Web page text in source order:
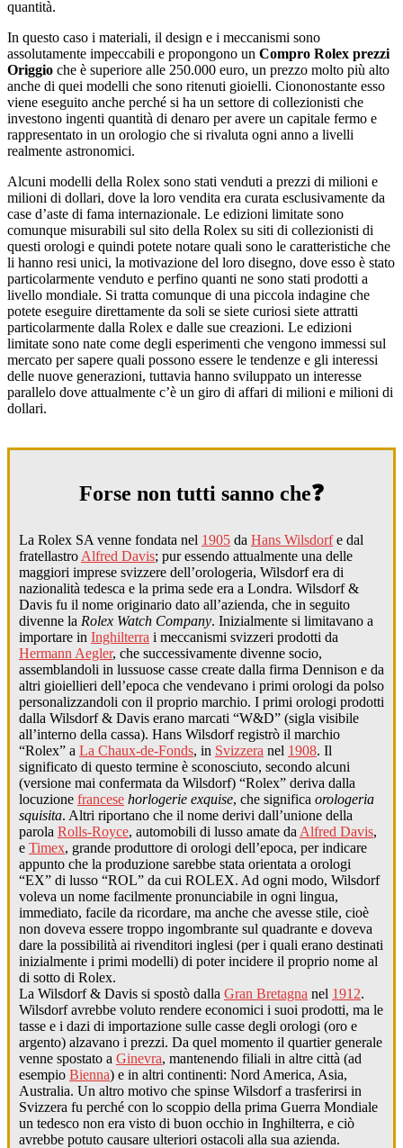
quantità.
In questo caso i materiali, il design e i meccanismi sono
assolutamente impeccabili e propongono un Compro Rolex prezzi
Origgio che è superiore alle 250.000 euro, un prezzo molto più alto
anche di quei modelli che sono ritenuti gioielli. Ciononostante esso
viene eseguito anche perché si ha un settore di collezionisti che
investono ingenti quantità di denaro per avere un capitale fermo e
rappresentato in un orologio che si rivaluta ogni anno a livelli
realmente astronomici.
Alcuni modelli della Rolex sono stati venduti a prezzi di milioni e
milioni di dollari, dove la loro vendita era curata esclusivamente da
case d’aste di fama internazionale. Le edizioni limitate sono
comunque misurabili sul sito della Rolex su siti di collezionisti di
questi orologi e quindi potete notare quali sono le caratteristiche che
li hanno resi unici, la motivazione del loro disegno, dove esso è stato
particolarmente venduto e perfino quanti ne sono stati prodotti a
livello mondiale. Si tratta comunque di una piccola indagine che
potete eseguire direttamente da soli se siete curiosi siete attratti
particolarmente dalla Rolex e dalle sue creazioni. Le edizioni
limitate sono nate come degli esperimenti che vengono immessi sul
mercato per sapere quali possono essere le tendenze e gli interessi
delle nuove generazioni, tuttavia hanno sviluppato un interesse
parallelo dove attualmente c’è un giro di affari di milioni e milioni di
dollari.
Forse non tutti sanno che❓
La Rolex SA venne fondata nel 1905 da Hans Wilsdorfe dal
fratellastro Alfred Davis; pur essendo attualmente una delle
maggiori imprese svizzere dell’orologeria, Wilsdorf era di
nazionalità tedesca e la prima sede era a Londra. Wilsdorf &
Davis fu il nome originario dato all’azienda, che in seguito
divenne la Rolex Watch Company. Inizialmente si limitavano a
importare in Inghilterra i meccanismi svizzeri prodotti da
Hermann Aegler, che successivamente divenne socio,
assemblandoli in lussuose casse create dalla firma Dennison e da
altri gioiellieri dell’epoca che vendevano i primi orologi da polso
personalizzandoli con il proprio marchio. I primi orologi prodotti
dalla Wilsdorf & Davis erano marcati “W&D” (sigla visibile
all’interno della cassa). Hans Wilsdorf registrò il marchio
“Rolex” a La Chaux-de-Fonds, in Svizzera nel 1908. Il
significato di questo termine è sconosciuto, secondo alcuni
(versione mai confermata da Wilsdorf) “Rolex” deriva dalla
locuzione francese horlogerie exquise, che significa orologeria
squisita. Altri riportano che il nome derivi dall’unione della
parola Rolls-Royce, automobili di lusso amate da Alfred Davis,
e Timex, grande produttore di orologi dell’epoca, per indicare
appunto che la produzione sarebbe stata orientata a orologi
“EX” di lusso “ROL” da cui ROLEX. Ad ogni modo, Wilsdorf
voleva un nome facilmente pronunciabile in ogni lingua,
immediato, facile da ricordare, ma anche che avesse stile, cioè
non doveva essere troppo ingombrante sul quadrante e doveva
dare la possibilità ai rivenditori inglesi (per i quali erano destinati
inizialmente i primi modelli) di poter incidere il proprio nome al
di sotto di Rolex.
La Wilsdorf & Davis si spostò dalla Gran Bretagna nel 1912.
Wilsdorf avrebbe voluto rendere economici i suoi prodotti, ma le
tasse e i dazi di importazione sulle casse degli orologi (oro e
argento) alzavano i prezzi. Da quel momento il quartier generale
venne spostato a Ginevra, mantenendo filiali in altre città (ad
esempio Bienna) e in altri continenti: Nord America, Asia,
Australia. Un altro motivo che spinse Wilsdorf a trasferirsi in
Svizzera fu perché con lo scoppio della prima Guerra Mondiale
un tedesco non era visto di buon occhio in Inghilterra, e ciò
avrebbe potuto causare ulteriori ostacoli alla sua azienda.